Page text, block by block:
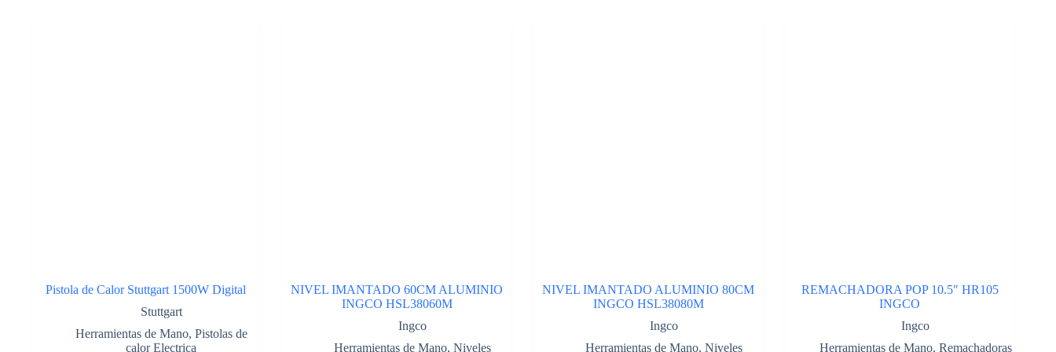
Pistola de Calor Stuttgart 1500W Digital
Stuttgart
Herramientas de Mano, Pistolas de
calor Electrica
NIVEL IMANTADO 60CM ALUMINIO
INGCO HSL38060M
Ingco
Herramientas de Mano, Niveles
NIVEL IMANTADO ALUMINIO 80CM
INGCO HSL38080M
Ingco
Herramientas de Mano, Niveles
REMACHADORA POP 10.5″ HR105
INGCO
Ingco
Herramientas de Mano, Remachadoras